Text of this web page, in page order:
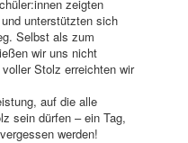
zeigten
unterstützten sich
Selbst als zum
wir uns nicht
Stolz erreichten wir
auf die alle
sein dürfen – ein Tag,
werden!